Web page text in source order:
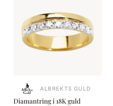
ALBREKTS GULD
Diamantring i 18K guld